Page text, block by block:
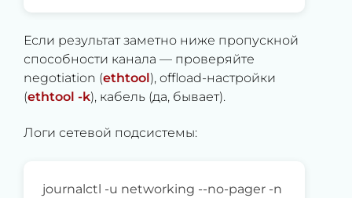
Если результат заметно ниже пропускной
способности канала — проверяйте
negotiation (ethtool), offload-настройки
(ethtool -k), кабель (да, бывает).
Логи сетевой подсистемы:
journalctl -u networking --no-pager -n